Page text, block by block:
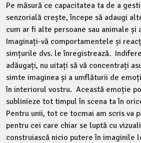
Pe măsură ce capacitatea ta de a
senzorială crește, începe să adaugi
cum ar fi alte persoane sau animale și
Imaginați-vă comportamentele și
simțurile dvs. le înregistrează.
adăugați, nu uitați să vă concentrați
simte imaginea și a umflăturii de
în interiorul vostru. Această emoție
sublinieze tot timpul în scena ta în
Pentru unii, tot ce tocmai am scris va
pentru cei care chiar se luptă cu
construiască nicio putere în imaginile